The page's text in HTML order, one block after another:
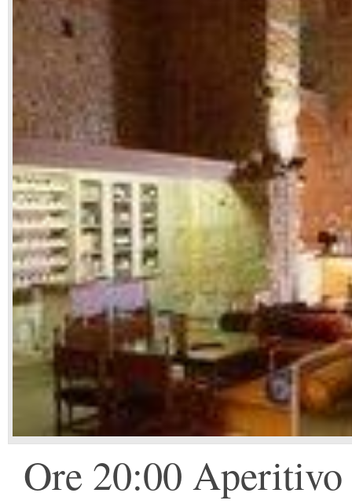
Ore 20:00